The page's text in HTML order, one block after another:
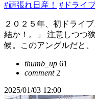
#頑張れ日産！ #ドライ
２０２５年、初ドライ
結か！。」 注意しつつ
候。このアングルだと
thumb_up 61
comment2
2025/01/03 12:00